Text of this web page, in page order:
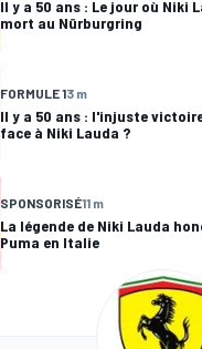
Il y a 50 ans : Le jour où Niki
mort au Nürburgring
FORMULE 13 m
Il y a 50 ans : l'injuste
face à Niki Lauda ?
SPONSORISÉ11 m
La légende de Niki Lauda
Puma en Italie